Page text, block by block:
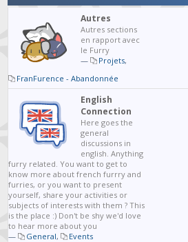
Autres
Autres sections
en rapport avec
le Furry
—
Projets,
FranFurence - Abandonnée
English
Connection
Here goes the
general
discussions in
english. Anything
furry related. You want to get to
know more about french furrry and
furries, or you want to present
yourself, share your activities or
subjects of interests with them ? This
is the place :) Don't be shy we'd love
to hear more about you
—
General, Events